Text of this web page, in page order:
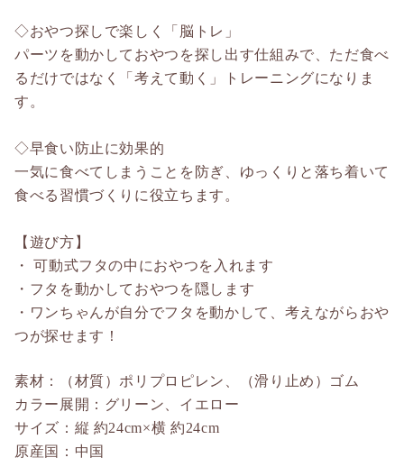
◇おやつ探しで楽しく「脳トレ」
パーツを動かしておやつを探し出す仕組みで、ただ食べ
るだけではなく「考えて動く」トレーニングになりま
す。
◇早食い防止に効果的
一気に食べてしまうことを防ぎ、ゆっくりと落ち着いて
食べる習慣づくりに役立ちます。
【遊び方】
・ 可動式フタの中におやつを入れます
・フタを動かしておやつを隠します
・ワンちゃんが自分でフタを動かして、考えながらおや
つが探せます！
素材：（材質）ポリプロピレン、（滑り止め）ゴム
カラー展開：グリーン、イエロー
サイズ：縦 約24cm×横 約24cm
原産国：中国